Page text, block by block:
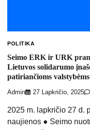
POLITIKA
Seimo ERK ir URK
Lietuvos solidarumo
patiriančioms
Admin 27 Lapkričio, 2025
2025 m. lapkričio 27 d.
naujienos ● Seimo